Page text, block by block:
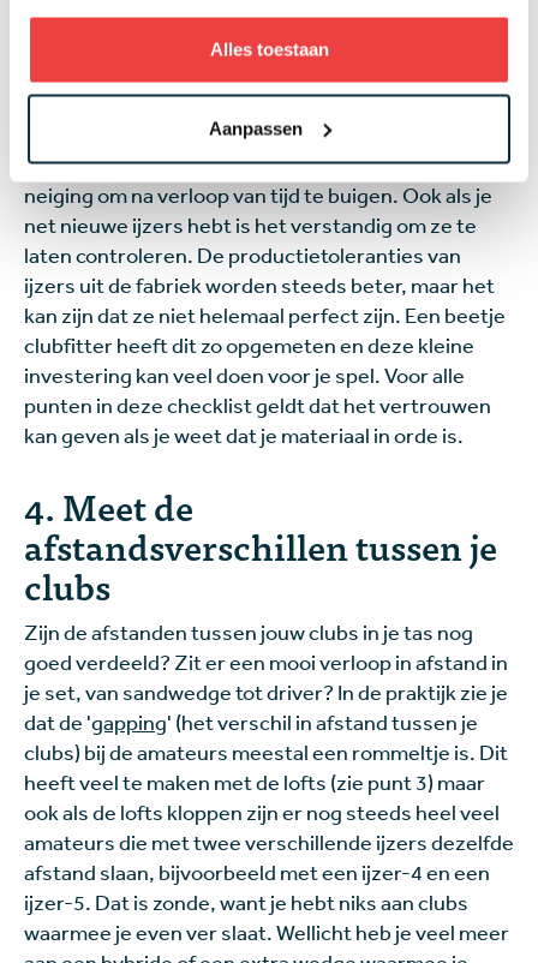
Alles toestaan
Aanpassen
hoeveelheid spin en de afstand. Als de lofts van je
club niet goed zijn kan dat zorgen voor te grote of te
kleine afstandsverschillen tussen je clubs. Door het
slaan van veel ballen kunnen de lofts van je clubs na
verloop van tijd veranderen. Simpel gezegd: ze
buigen. Vooral gesmede ijzers (forged) hebben de
neiging om na verloop van tijd te buigen. Ook als je
net nieuwe ijzers hebt is het verstandig om ze te
laten controleren. De productietoleranties van
ijzers uit de fabriek worden steeds beter, maar het
kan zijn dat ze niet helemaal perfect zijn. Een beetje
clubfitter heeft dit zo opgemeten en deze kleine
investering kan veel doen voor je spel. Voor alle
punten in deze checklist geldt dat het vertrouwen
kan geven als je weet dat je materiaal in orde is.
4. Meet de
afstandsverschillen tussen je
clubs
Zijn de afstanden tussen jouw clubs in je tas nog
goed verdeeld? Zit er een mooi verloop in afstand in
je set, van sandwedge tot driver? In de praktijk zie je
dat de 'gapping' (het verschil in afstand tussen je
clubs) bij de amateurs meestal een rommeltje is. Dit
heeft veel te maken met de lofts (zie punt 3) maar
ook als de lofts kloppen zijn er nog steeds heel veel
amateurs die met twee verschillende ijzers dezelfde
afstand slaan, bijvoorbeeld met een ijzer-4 en een
ijzer-5. Dat is zonde, want je hebt niks aan clubs
waarmee je even ver slaat. Wellicht heb je veel meer